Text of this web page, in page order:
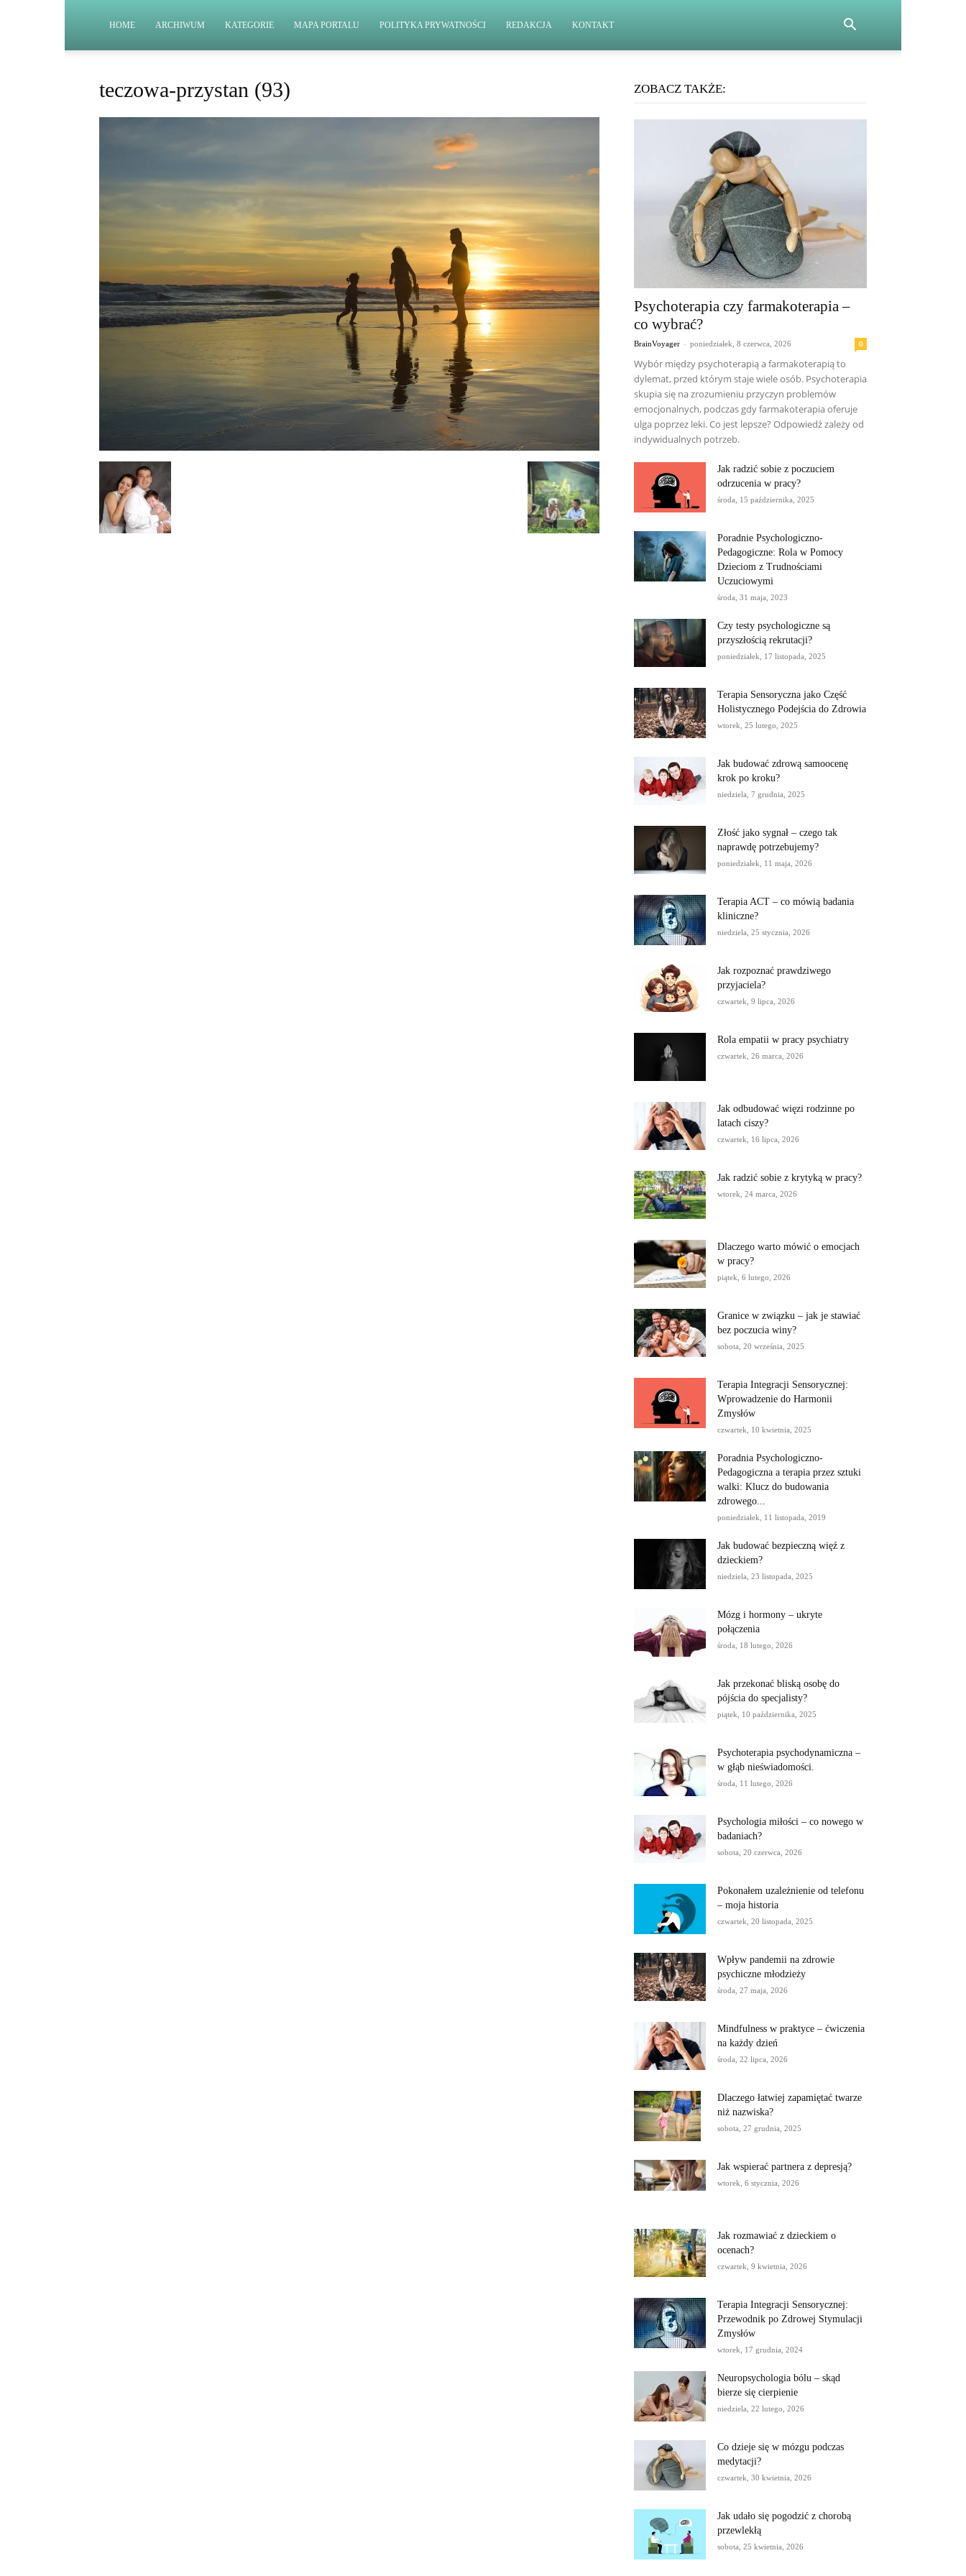
HOME ARCHIWUM KATEGORIE MAPA PORTALU POLITYKA PRYWATNOŚCI REDAKCJA KONTAKT
teczowa-przystan (93) ZOBACZ TAKŻE:
Psychoterapia czy farmakoterapia –
co wybrać?
BrainVoyager - poniedziałek, 8 czerwca, 2026 0
Wybór między psychoterapią a farmakoterapią to
dylemat, przed którym staje wiele osób. Psychoterapia
skupia się na zrozumieniu przyczyn problemów
emocjonalnych, podczas gdy farmakoterapia oferuje
ulga poprzez leki. Co jest lepsze? Odpowiedź zależy od
indywidualnych potrzeb.
Jak radzić sobie z poczuciem
odrzucenia w pracy?
środa, 15 października, 2025
Poradnie Psychologiczno-
Pedagogiczne: Rola w Pomocy
Dzieciom z Trudnościami
Uczuciowymi
środa, 31 maja, 2023
Czy testy psychologiczne są
przyszłością rekrutacji?
poniedziałek, 17 listopada, 2025
Terapia Sensoryczna jako Część
Holistycznego Podejścia do Zdrowia
wtorek, 25 lutego, 2025
Jak budować zdrową samoocenę
krok po kroku?
niedziela, 7 grudnia, 2025
Złość jako sygnał – czego tak
naprawdę potrzebujemy?
poniedziałek, 11 maja, 2026
Terapia ACT – co mówią badania
kliniczne?
niedziela, 25 stycznia, 2026
Jak rozpoznać prawdziwego
przyjaciela?
czwartek, 9 lipca, 2026
Rola empatii w pracy psychiatry
czwartek, 26 marca, 2026
Jak odbudować więzi rodzinne po
latach ciszy?
czwartek, 16 lipca, 2026
Jak radzić sobie z krytyką w pracy?
wtorek, 24 marca, 2026
Dlaczego warto mówić o emocjach
w pracy?
piątek, 6 lutego, 2026
Granice w związku – jak je stawiać
bez poczucia winy?
sobota, 20 września, 2025
Terapia Integracji Sensorycznej:
Wprowadzenie do Harmonii
Zmysłów
czwartek, 10 kwietnia, 2025
Poradnia Psychologiczno-
Pedagogiczna a terapia przez sztuki
walki: Klucz do budowania
zdrowego...
poniedziałek, 11 listopada, 2019
Jak budować bezpieczną więź z
dzieckiem?
niedziela, 23 listopada, 2025
Mózg i hormony – ukryte
połączenia
środa, 18 lutego, 2026
Jak przekonać bliską osobę do
pójścia do specjalisty?
piątek, 10 października, 2025
Psychoterapia psychodynamiczna –
w głąb nieświadomości.
środa, 11 lutego, 2026
Psychologia miłości – co nowego w
badaniach?
sobota, 20 czerwca, 2026
Pokonałem uzależnienie od telefonu
– moja historia
czwartek, 20 listopada, 2025
Wpływ pandemii na zdrowie
psychiczne młodzieży
środa, 27 maja, 2026
Mindfulness w praktyce – ćwiczenia
na każdy dzień
środa, 22 lipca, 2026
Dlaczego łatwiej zapamiętać twarze
niż nazwiska?
sobota, 27 grudnia, 2025
Jak wspierać partnera z depresją?
wtorek, 6 stycznia, 2026
Jak rozmawiać z dzieckiem o
ocenach?
czwartek, 9 kwietnia, 2026
Terapia Integracji Sensorycznej:
Przewodnik po Zdrowej Stymulacji
Zmysłów
wtorek, 17 grudnia, 2024
Neuropsychologia bólu – skąd
bierze się cierpienie
niedziela, 22 lutego, 2026
Co dzieje się w mózgu podczas
medytacji?
czwartek, 30 kwietnia, 2026
Jak udało się pogodzić z chorobą
przewlekłą
sobota, 25 kwietnia, 2026